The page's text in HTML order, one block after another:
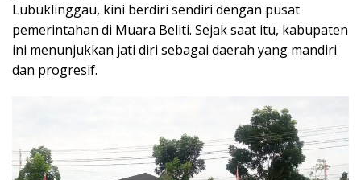
Lubuklinggau, kini berdiri sendiri dengan pusat
pemerintahan di Muara Beliti. Sejak saat itu, kabupaten
ini menunjukkan jati diri sebagai daerah yang mandiri
dan progresif.